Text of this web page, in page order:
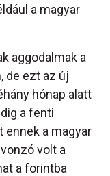
a magyar
aggodalmak a
de ezt az új
hónap alatt
a fenti
ennek a magyar
volt a
a forintba